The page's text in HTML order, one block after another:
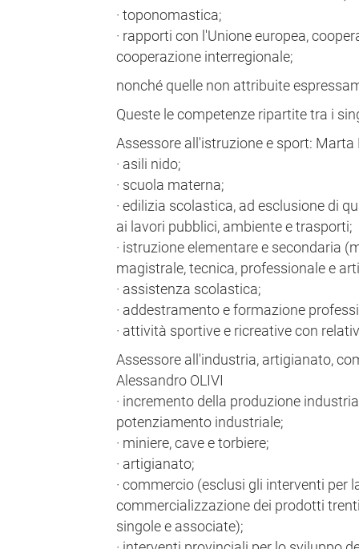
· toponomastica;
· rapporti con l'Unione europea,
cooperazione interregionale;
nonché quelle non attribuite
Queste le competenze ripartite tra i
Assessore all'istruzione e sport: Marta
· asili nido;
· scuola materna;
· edilizia scolastica, ad esclusione di
ai lavori pubblici, ambiente e trasporti;
· istruzione elementare e secondaria
magistrale, tecnica, professionale e
· assistenza scolastica;
· addestramento e formazione
· attività sportive e ricreative con
Assessore all'industria, artigianato,
Alessandro OLIVI
· incremento della produzione
potenziamento industriale;
· miniere, cave e torbiere;
· artigianato;
· commercio (esclusi gli interventi per
commercializzazione dei prodotti
singole e associate);